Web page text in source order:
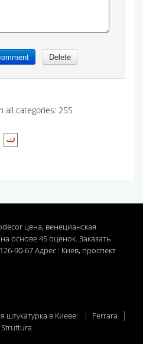
all categories: 255
цена, венецианская
на основе45оценок. Заказать
90-67 Адрес : Киев, проспект
штукатурка в Киеве:
Ferrara
Struttura